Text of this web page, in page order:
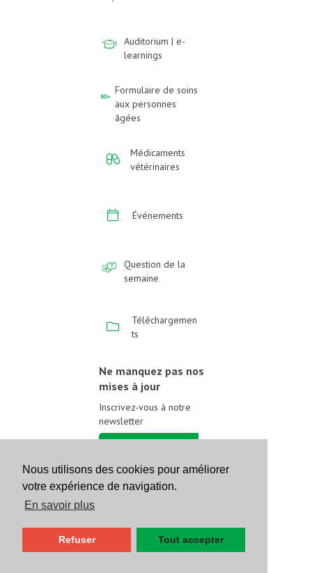
Nous utilisons des cookies pour améliorer
votre expérience de navigation.
En savoir plus
Refuser Tout accepter
Auditorium | e-
learnings
Formulaire de soins
aux personnes
âgées
Médicaments
vétérinaires
Événements
Question de la
semaine
Téléchargemen
ts
Ne manquez pas nos
mises à jour
Inscrivez-vous à notre
newsletter
Suivez-nous sur les